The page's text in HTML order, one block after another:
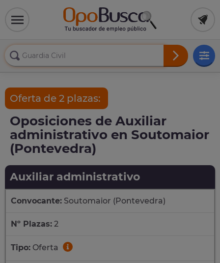
Oferta de 2 plazas:
Oposiciones de Auxiliar
administrativo en Soutomaior
(Pontevedra)
Auxiliar administrativo
Convocante: Soutomaior (Pontevedra)
Nº Plazas: 2
Tipo: Oferta